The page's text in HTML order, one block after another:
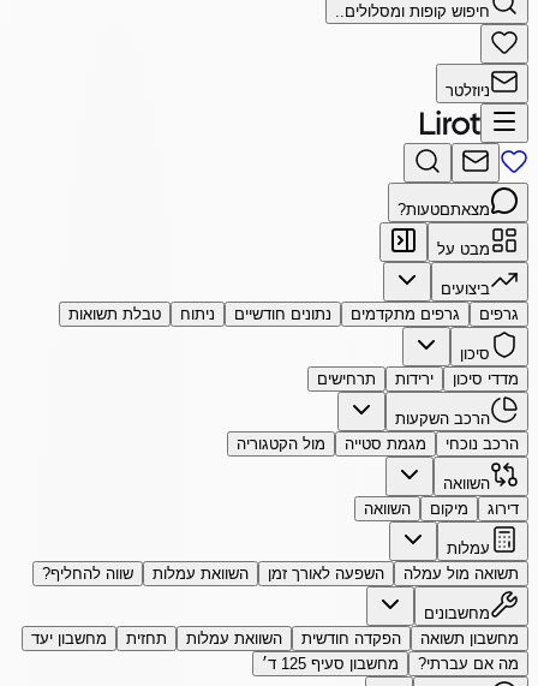
חיפוש קופות ומסלולים..
ניוזלטר
מצאתםטעות?
מבט על
ביצועים
גרפים
גרפים מתקדמים נתונים חודשיים ניתוח טבלת תשואות
סיכון
מדדי סיכון
ירידות תרחישים
הרכב השקעות
הרכב נוכחי
מגמת סטייה מול הקטגוריה
השוואה
דירוג
מיקום השוואה
עמלות
תשואה מול עמלה
השפעה לאורך זמן השוואת עמלות שווה להחליף?
מחשבונים
מחשבון תשואה
הפקדה חודשית השוואת עמלות תחזית
מחשבון יעד
מה אם עברתי?
מחשבון סעיף 125 ד׳